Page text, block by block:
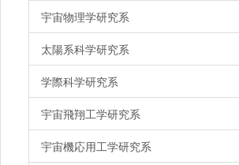
宇宙物理学研究系
太陽系科学研究系
学際科学研究系
宇宙飛翔工学研究系
宇宙機応用工学研究系